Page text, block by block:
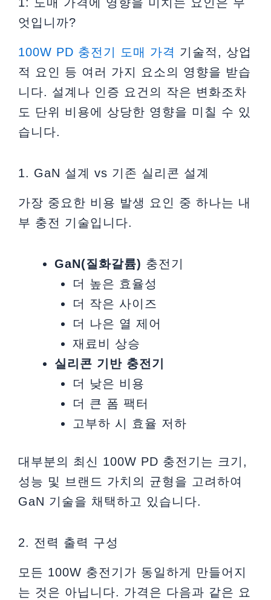
1: 도매 가격에 영향을 미치는 요인은 무
엇입니까?
100W PD 충전기 도매 가격 기술적, 상업
적 요인 등 여러 가지 요소의 영향을 받습
니다. 설계나 인증 요건의 작은 변화조차
도 단위 비용에 상당한 영향을 미칠 수 있
습니다.
1. GaN 설계 vs 기존 실리콘 설계
가장 중요한 비용 발생 요인 중 하나는 내
부 충전 기술입니다.
GaN(질화갈륨) 충전기
더 높은 효율성
더 작은 사이즈
더 나은 열 제어
재료비 상승
실리콘 기반 충전기
더 낮은 비용
더 큰 폼 팩터
고부하 시 효율 저하
대부분의 최신 100W PD 충전기는 크기,
성능 및 브랜드 가치의 균형을 고려하여
GaN 기술을 채택하고 있습니다.
2. 전력 출력 구성
모든 100W 충전기가 동일하게 만들어지
는 것은 아닙니다. 가격은 다음과 같은 요